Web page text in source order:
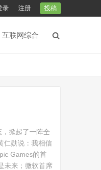
录 注册 投稿
互联网综合
掀起了一阵全
仁勋说：我相信
Games的首
未来；微软首席